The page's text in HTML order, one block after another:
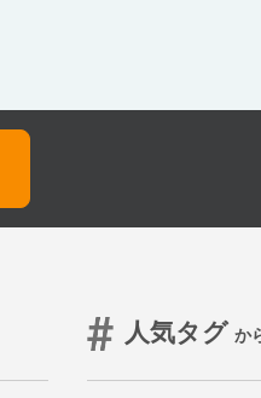
人気タグ か